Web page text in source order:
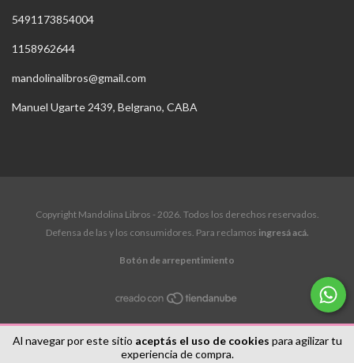
Al navegar por este sitio aceptás el uso de cookies para agilizar tu
experiencia de compra.
5491173854004
1158962644
mandolinalibros@gmail.com
Manuel Ugarte 2439, Belgrano, CABA
Copyright Mandolina Libros - 2026. Todos los derechos reservados.
Defensa de las y los consumidores. Para reclamos ingresá acá.
Botón de arrepentimiento